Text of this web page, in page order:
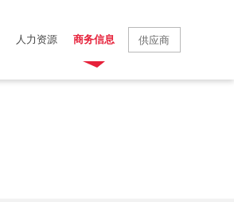
人力资源 商务信息 供应商